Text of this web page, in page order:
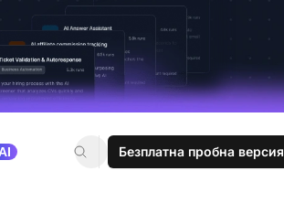
Безплатна пробна версия